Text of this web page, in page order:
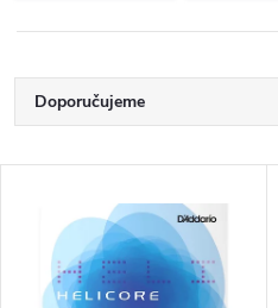
Ř
a
Doporučujeme
Nejprodávanější
Abecedně